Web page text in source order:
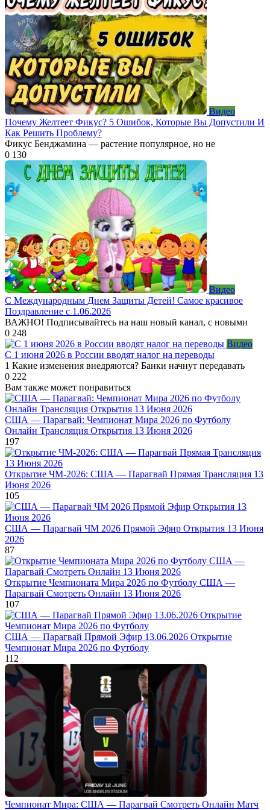
Видео
Почему Желтеет Фикус? 5 Ошибок, Которые Вы Допустили И
Как Решить Проблему?
Фикус Бенджамина — растение популярное, но не
0 130
Видео
С Международным Днем Защиты Детей! Самое красивое
Поздравление с 1.06.2026
ВАЖНО! Подписывайтесь на наш новый канал, с новыми
0 248
Видео
С 1 июня 2026 в России вводят налог на переводы
1 Какие изменения внедряются? Банки начнут передавать
0 222
Вам также может понравиться
США — Парагвай: Чемпионат Мира 2026 по Футболу
Онлайн Трансляция Открытия 13 Июня 2026
197
Открытие ЧМ-2026: США — Парагвай Прямая Трансляция 13
Июня 2026
105
США — Парагвай ЧМ 2026 Прямой Эфир Открытия 13 Июня
2026
87
Открытие Чемпионата Мира 2026 по Футболу США —
Парагвай Смотреть Онлайн 13 Июня 2026
107
США — Парагвай Прямой Эфир 13.06.2026 Открытие
Чемпионат Мира 2026 по Футболу
112
Чемпионат Мира: США — Парагвай Смотреть Онлайн Матч